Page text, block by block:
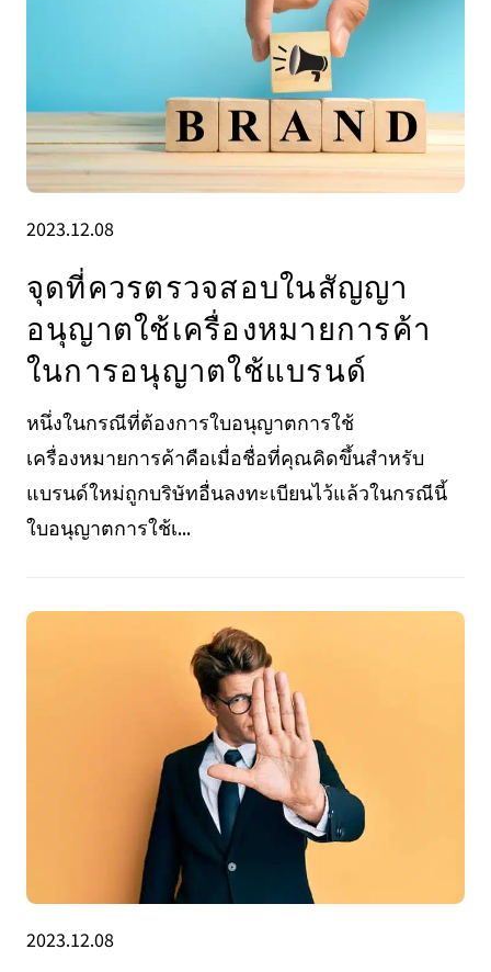
2023.12.08
จุดที่ควรตรวจสอบในสัญญา
อนุญาตใช้เครื่องหมายการค้า
ในการอนุญาตใช้แบรนด์
หนึ่งในกรณีที่ต้องการใบอนุญาตการใช้
เครื่องหมายการค้าคือเมื่อชื่อที่คุณคิดขึ้นสำหรับ
แบรนด์ใหม่ถูกบริษัทอื่นลงทะเบียนไว้แล้วในกรณีนี้
ใบอนุญาตการใช้เ...
2023.12.08